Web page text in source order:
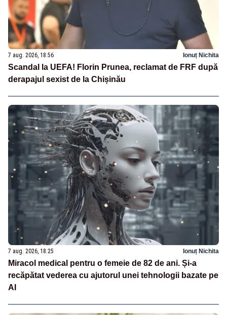
7 aug. 2026, 18:56 Ionuț Nichita
Scandal la UEFA! Florin Prunea, reclamat de FRF după
derapajul sexist de la Chișinău
7 aug. 2026, 18:25 Ionuț Nichita
Miracol medical pentru o femeie de 82 de ani. Și-a
recăpătat vederea cu ajutorul unei tehnologii bazate pe
AI